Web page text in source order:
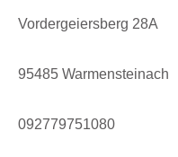
Vordergeiersberg 28A
95485 Warmensteinach
092779751080